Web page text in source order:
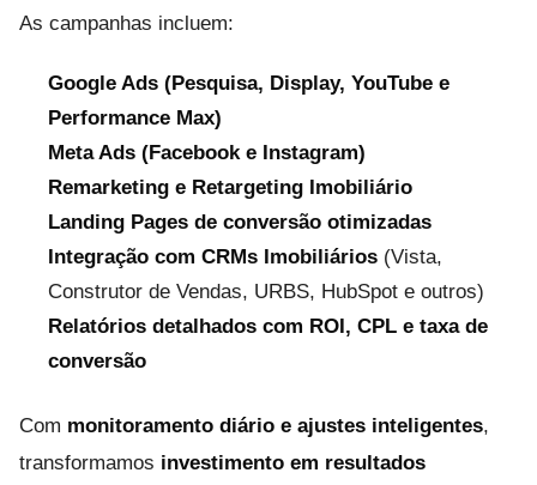
As campanhas incluem:
Google Ads (Pesquisa, Display, YouTube e
Performance Max)
Meta Ads (Facebook e Instagram)
Remarketing e Retargeting Imobiliário
Landing Pages de conversão otimizadas
Integração com CRMs Imobiliários (Vista,
Construtor de Vendas, URBS, HubSpot e outros)
Relatórios detalhados com ROI, CPL e taxa de
conversão
Com monitoramento diário e ajustes inteligentes,
transformamos investimento em resultados